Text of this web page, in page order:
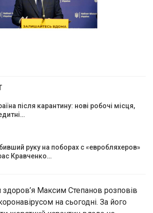
після карантину: нові робочі місця,
руку на поборах с «евробляхеров»
Кравченко…
здоров’я Максим Степанов розповів
на сьогодні. За його